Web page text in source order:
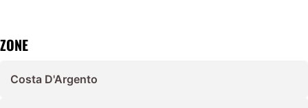
ZONE
Costa D'Argento